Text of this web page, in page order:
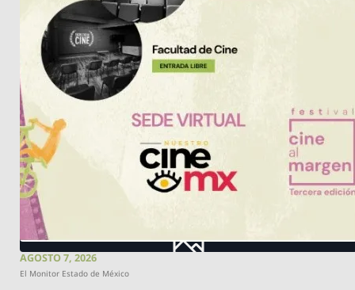
AGOSTO 7, 2026
El Monitor Estado de México